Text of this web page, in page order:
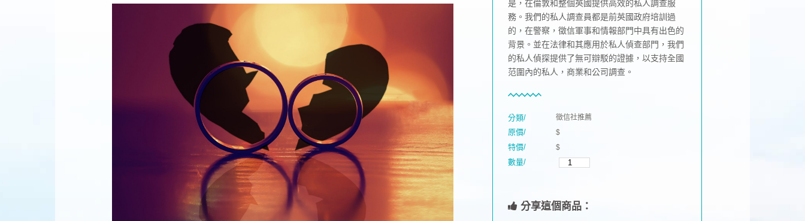
是，在倫敦和整個英國提供高效的私人調查服
務。我們的私人調查員都是前英國政府培訓過
的，在警察，徵信軍事和情報部門中具有出色的
背景。並在法律和其應用於私人偵查部門，我們
的私人偵探提供了無可辯駁的證據，以支持全國
范圍內的私人，商業和公司調查。
分類/ 徵信社推薦
原價/ $
特價/ $
數量/
分享這個商品：